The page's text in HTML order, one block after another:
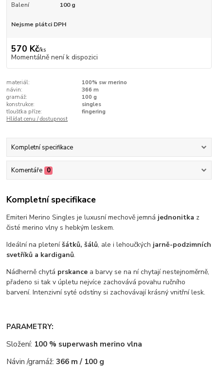
Balení
100 g
Nejsme plátci DPH
570 Kč/ks
Momentálně není k dispozici
materiál:
100% sw merino
návin:
366 m
gramáž:
100 g
konstrukce:
singles
tloušťka příze:
fingering
Hlídat cenu / dostupnost
Kompletní specifikace
Komentáře 0
Kompletní specifikace
Emiteri Merino Singles je luxusní mechově jemná jednonitka z
čisté merino vlny s hebkým leskem.
Ideální na pleteníšátků, šálů, ale i lehoučkých jarně-podzimních
svetříků a kardiganů.
Nádherně chytá prskance a barvy se na ní chytají nestejnoměrně,
přadeno si tak v úpletu nejvíce zachovává povahu ručního
barvení. Intenzivní syté odstíny si zachovávají krásný vnitřní lesk.
PARAMETRY:
Složení: 100 % superwash merino vlna
Návin /gramáž: 366 m / 100 g